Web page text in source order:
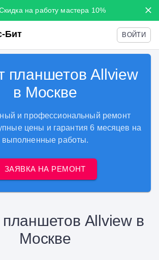
на работу мастера 10%
Бит ВОЙТИ
планшетов Allview
в Москве
и профессиональный ремонт
цены и гарантия 6 месяцев на
выполненные работы.
ЗАЯВКА НА РЕМОНТ
Allview в
Москве